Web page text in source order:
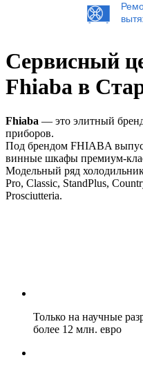
Сервисный
Fhiaba в
Fhiaba — это элитный
приборов.
Под брендом FHIABA
винные шкафы премиум-
Модельный ряд
Pro, Classic, StandPlus,
Prosciutteria.
Только на научные
более 12 млн. евро